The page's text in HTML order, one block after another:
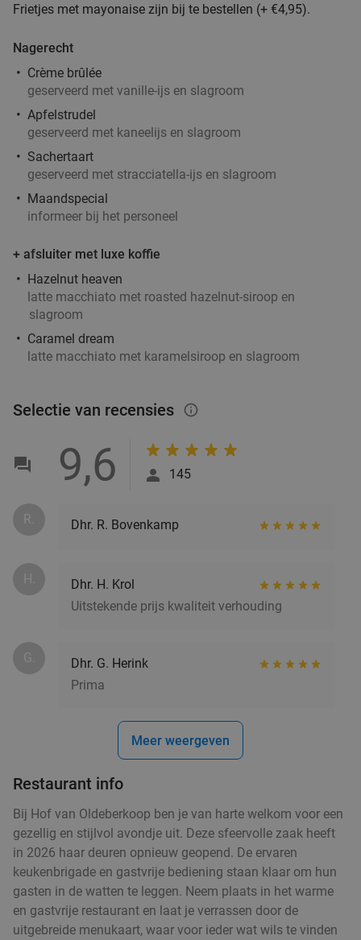
Frietjes met mayonaise zijn bij te bestellen (+ €4,95).
Nagerecht
Crème brûlée
geserveerd met vanille-ijs en slagroom
Apfelstrudel
geserveerd met kaneelijs en slagroom
Sachertaart
geserveerd met stracciatella-ijs en slagroom
Maandspecial
informeer bij het personeel
+ afsluiter met luxe koffie
Hazelnut heaven
latte macchiato met roasted hazelnut-siroop en
slagroom
Caramel dream
latte macchiato met karamelsiroop en slagroom
Selectie van recensies info_outlined
9,6 145
R. Dhr. R. Bovenkamp
H.
Dhr. H. Krol
Uitstekende prijs kwaliteit verhouding
G.
Dhr. G. Herink
Prima
Meer weergeven
Restaurant info
Bij Hof van Oldeberkoop ben je van harte welkom voor een
gezellig en stijlvol avondje uit. Deze sfeervolle zaak heeft
in 2026 haar deuren opnieuw geopend. De ervaren
keukenbrigade en gastvrije bediening staan klaar om hun
gasten in de watten te leggen. Neem plaats in het warme
en gastvrije restaurant en laat je verrassen door de
uitgebreide menukaart, waar voor ieder wat wils te vinden